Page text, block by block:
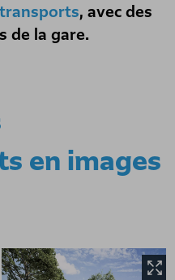
, avec des
de la gare.
en images